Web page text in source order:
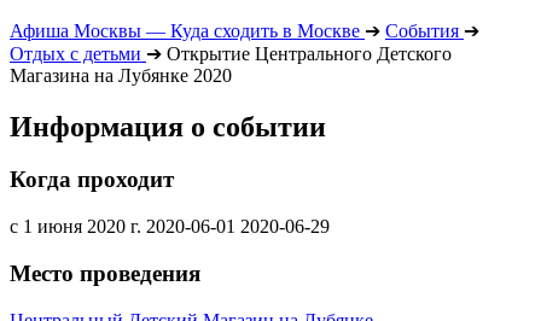
Афиша Москвы — Куда сходить в Москве ➔ События ➔
Отдых с детьми ➔ Открытие Центрального Детского
Магазина на Лубянке 2020
Информация о событии
Когда проходит
с 1 июня 2020 г. 2020-06-01 2020-06-29
Место проведения